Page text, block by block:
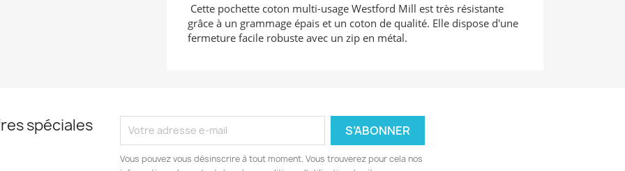
Cette pochette coton multi-usage Westford Mill est très résistante
grâce à un grammage épais et un coton de qualité. Elle dispose d'une
fermeture facile robuste avec un zip en métal.
spéciales
Vous pouvez vous désinscrire à tout moment. Vous trouverez pour cela nos